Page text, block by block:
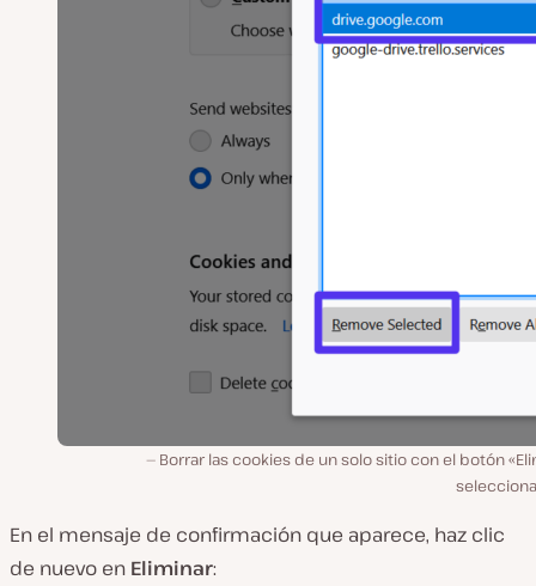
Borrar las cookies de un solo sitio con el botón
En el mensaje de confirmación que aparece, haz clic
de nuevo en Eliminar: